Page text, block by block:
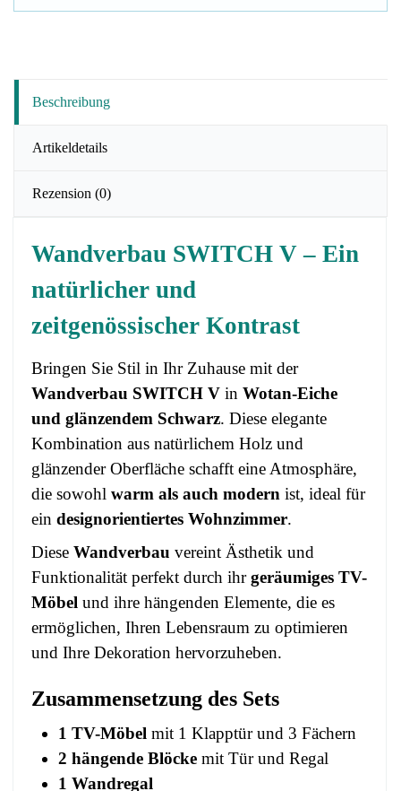
Beschreibung
Artikeldetails
Rezension (0)
Wandverbau SWITCH V – Ein
natürlicher und
zeitgenössischer Kontrast
Bringen Sie Stil in Ihr Zuhause mit der
Wandverbau SWITCH V in Wotan-Eiche
und glänzendem Schwarz. Diese elegante
Kombination aus natürlichem Holz und
glänzender Oberfläche schafft eine Atmosphäre,
die sowohl warm als auch modern ist, ideal für
ein designorientiertes Wohnzimmer.
Diese Wandverbau vereint Ästhetik und
Funktionalität perfekt durch ihrgeräumiges TV-
Möbel und ihre hängenden Elemente, die es
ermöglichen, Ihren Lebensraum zu optimieren
und Ihre Dekoration hervorzuheben.
Zusammensetzung des Sets
1 TV-Möbel mit 1 Klapptür und 3 Fächern
2 hängende Blöcke mit Tür und Regal
1 Wandregal